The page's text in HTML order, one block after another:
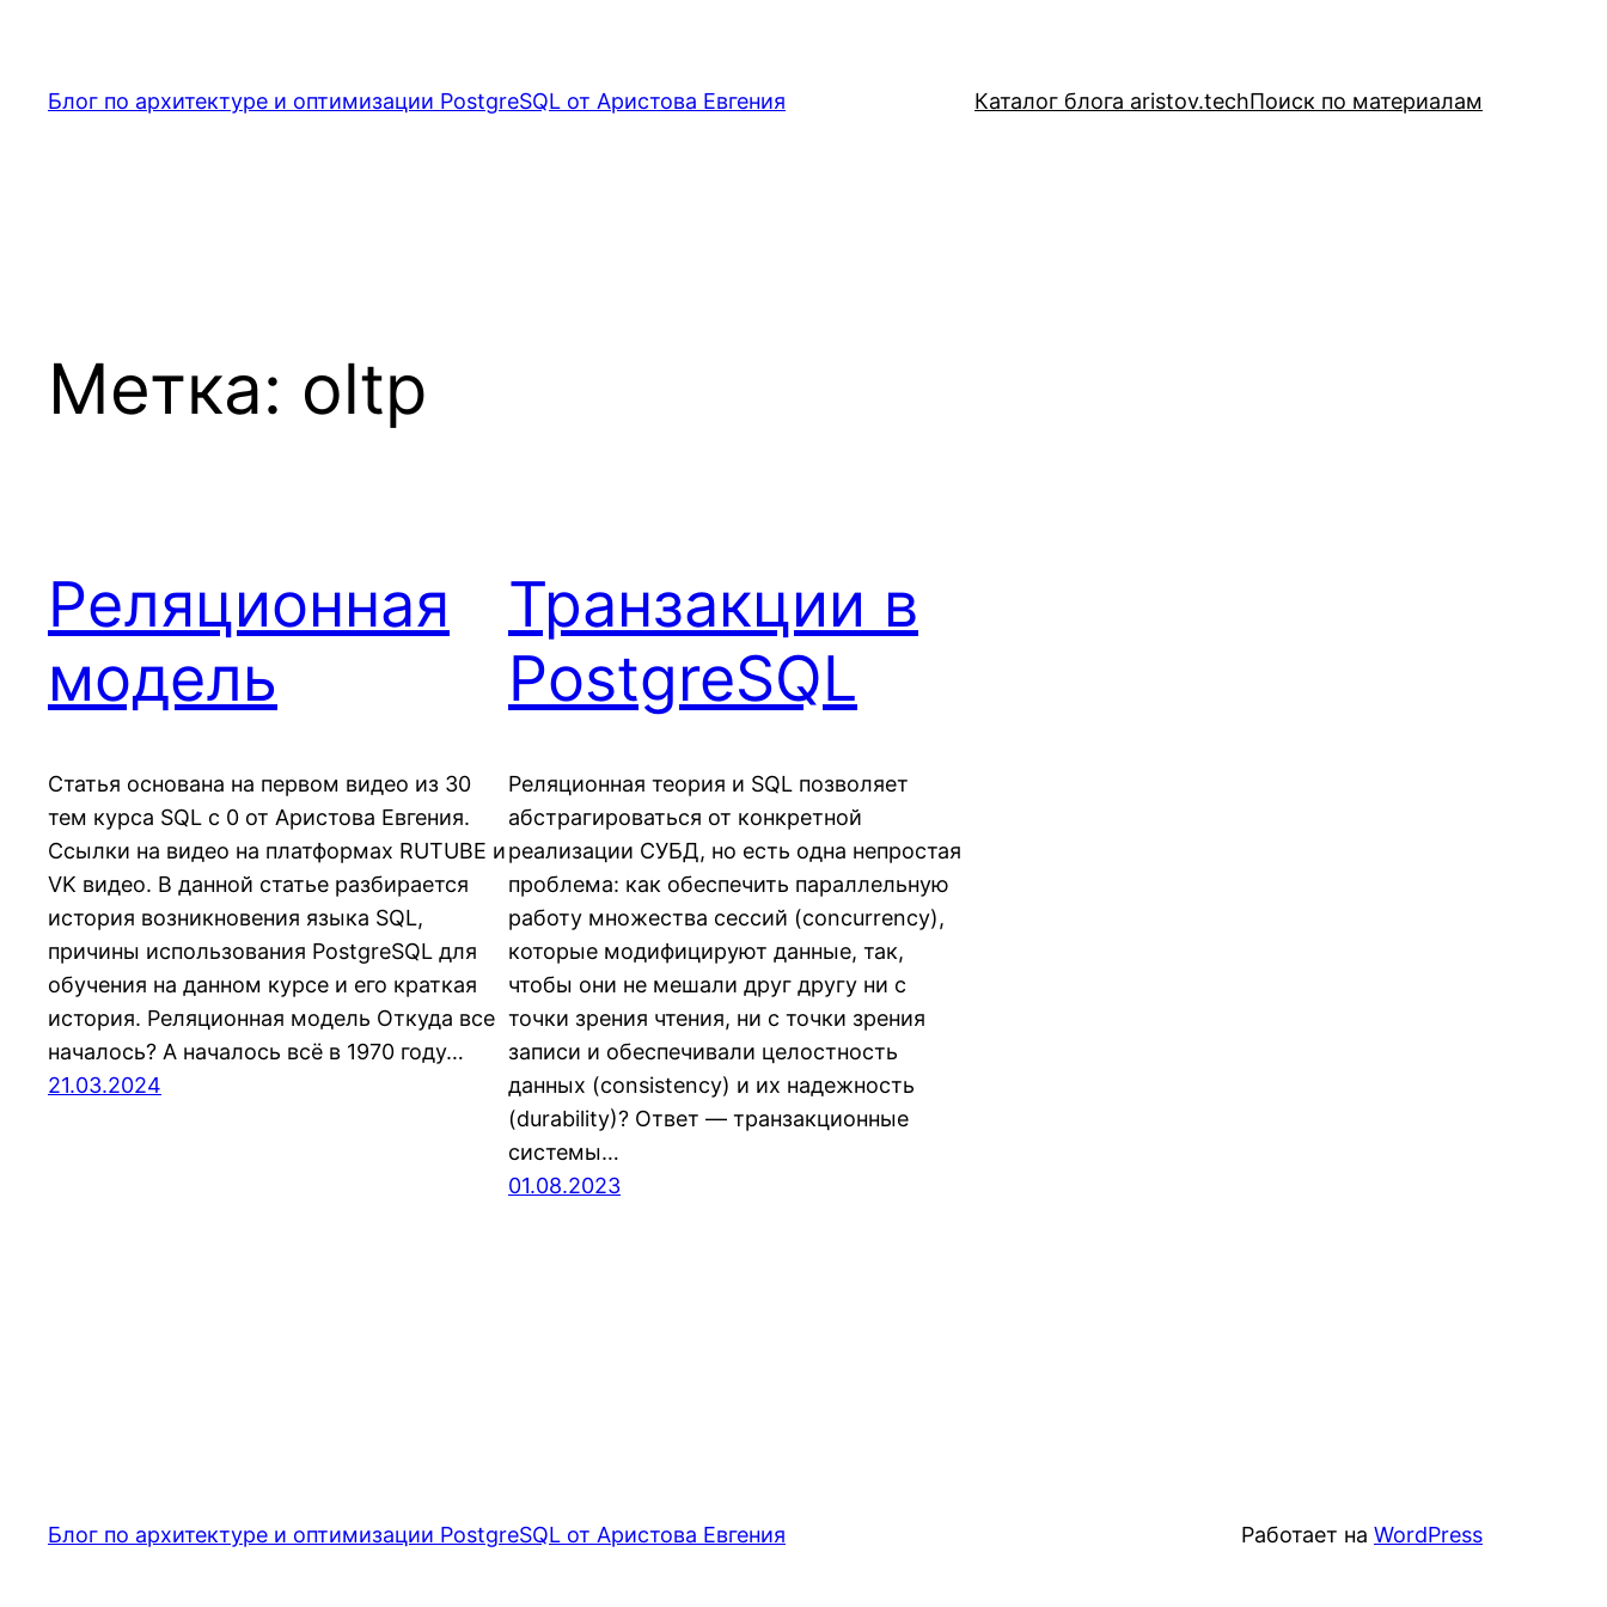
содержимому
Блог по архитектуре и оптимизации PostgreSQL от Аристова Евгения Каталог блога aristov.techПоиск по материалам
Метка: oltp
Реляционная
модель
Статья основана на первом видео из 30
тем курса SQL c 0 от Аристова Евгения.
Ссылки на видео на платформах RUTUBE и
VK видео. В данной статье разбирается
история возникновения языка SQL,
причины использования PostgreSQL для
обучения на данном курсе и его краткая
история. Реляционная модель Откуда все
началось? А началось всё в 1970 году…
21.03.2024
Транзакции в
PostgreSQL
Реляционная теория и SQL позволяет
абстрагироваться от конкретной
реализации СУБД, но есть одна непростая
проблема: как обеспечить параллельную
работу множества сессий (concurrency),
которые модифицируют данные, так,
чтобы они не мешали друг другу ни с
точки зрения чтения, ни с точки зрения
записи и обеспечивали целостность
данных (consistency) и их надежность
(durability)? Ответ — транзакционные
системы…
01.08.2023
Блог по архитектуре и оптимизации PostgreSQL от Аристова Евгения Работает на WordPress